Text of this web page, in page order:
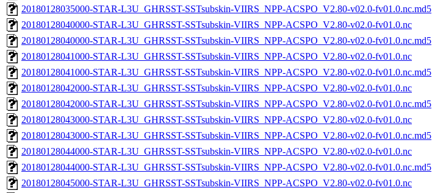
20180128035000-STAR-L3U_GHRSST-SSTsubskin-VIIRS_NPP-ACSPO_V2.80-v02.0-fv01.0.nc.md5
20180128040000-STAR-L3U_GHRSST-SSTsubskin-VIIRS_NPP-ACSPO_V2.80-v02.0-fv01.0.nc
20180128040000-STAR-L3U_GHRSST-SSTsubskin-VIIRS_NPP-ACSPO_V2.80-v02.0-fv01.0.nc.md5
20180128041000-STAR-L3U_GHRSST-SSTsubskin-VIIRS_NPP-ACSPO_V2.80-v02.0-fv01.0.nc
20180128041000-STAR-L3U_GHRSST-SSTsubskin-VIIRS_NPP-ACSPO_V2.80-v02.0-fv01.0.nc.md5
20180128042000-STAR-L3U_GHRSST-SSTsubskin-VIIRS_NPP-ACSPO_V2.80-v02.0-fv01.0.nc
20180128042000-STAR-L3U_GHRSST-SSTsubskin-VIIRS_NPP-ACSPO_V2.80-v02.0-fv01.0.nc.md5
20180128043000-STAR-L3U_GHRSST-SSTsubskin-VIIRS_NPP-ACSPO_V2.80-v02.0-fv01.0.nc
20180128043000-STAR-L3U_GHRSST-SSTsubskin-VIIRS_NPP-ACSPO_V2.80-v02.0-fv01.0.nc.md5
20180128044000-STAR-L3U_GHRSST-SSTsubskin-VIIRS_NPP-ACSPO_V2.80-v02.0-fv01.0.nc
20180128044000-STAR-L3U_GHRSST-SSTsubskin-VIIRS_NPP-ACSPO_V2.80-v02.0-fv01.0.nc.md5
20180128045000-STAR-L3U_GHRSST-SSTsubskin-VIIRS_NPP-ACSPO_V2.80-v02.0-fv01.0.nc